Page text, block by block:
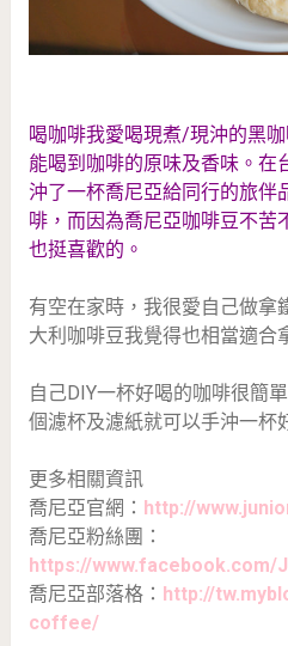
喝咖啡我愛喝現煮/現沖的黑
能喝到咖啡的原味及香味。在
沖了一杯喬尼亞給同行的旅伴
啡，而因為喬尼亞咖啡豆不苦
也挺喜歡的。
有空在家時，我很愛自己做拿
大利咖啡豆我覺得也相當適合
自己DIY一杯好喝的咖啡很簡
個濾杯及濾紙就可以手沖一杯
更多相關資訊
喬尼亞官網： http://
喬尼亞粉絲團：
https://www.facebook.com/
喬尼亞部落格： http://
coffee/